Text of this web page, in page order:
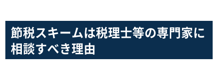
節税スキームは税理士等の専門家に
相談すべき理由